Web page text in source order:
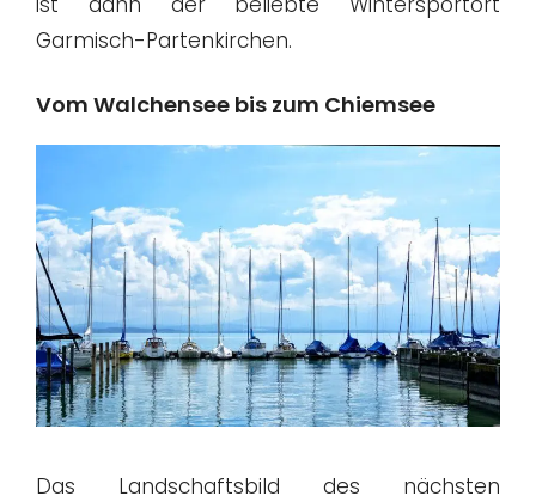
Garmisch-Partenkirchen.
Vom Walchensee bis zum Chiemsee
Das Landschaftsbild des nächsten